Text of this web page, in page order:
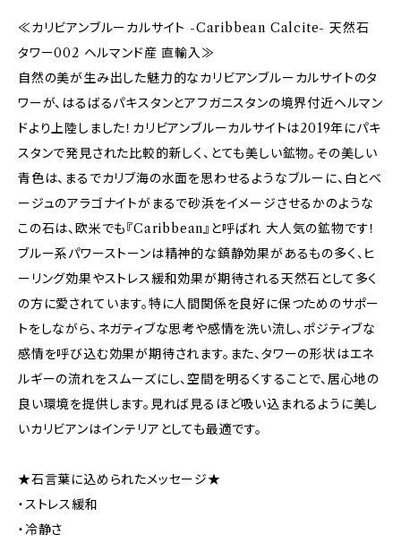
≪カリビアンブルーカルサイト -Caribbean Calcite- 天然石
タワー002 ヘルマンド産 直輸入≫
自然の美が生み出した魅力的なカリビアンブルーカルサイトのタ
ワーが、はるばるパキスタンとアフガニスタンの境界付近ヘルマン
ドより上陸しました！カリビアンブルーカルサイトは2019年にパキ
スタンで発見された比較的新しく、とても美しい鉱物。その美しい
青色は、まるでカリブ海の水面を思わせるようなブルーに、白とベ
ージュのアラゴナイトがまるで砂浜をイメージさせるかのような
この石は、欧米でも『Caribbean』と呼ばれ 大人気の鉱物です！
ブルー系パワーストーンは精神的な鎮静効果があるもの多く、ヒ
ーリング効果やストレス緩和効果が期待される天然石として多く
の方に愛されています。特に人間関係を良好に保つためのサポー
トをしながら、ネガティブな思考や感情を洗い流し、ポジティブな
感情を呼び込む効果が期待されます。また、タワーの形状はエネ
ルギーの流れをスムーズにし、空間を明るくすることで、居心地の
良い環境を提供します。見れば見るほど吸い込まれるように美し
いカリビアンはインテリアとしても最適です。
★石言葉に込められたメッセージ★
・ストレス緩和
・冷静さ